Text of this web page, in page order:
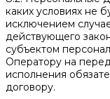
каких условиях не
исключением
действующего
субъектом
Оператору на
исполнения
договору.